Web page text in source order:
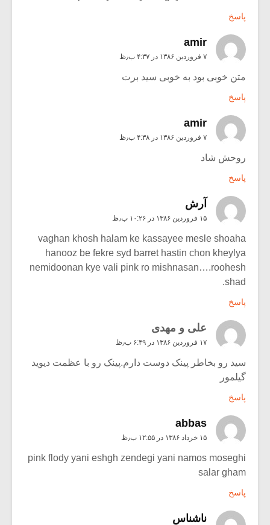
پاسخ
amir
۷ فروردین ۱۳۸۶ در ۴:۳۷ ب٫ظ
متن خوبی بود به خوبی سید برت
پاسخ
amir
۷ فروردین ۱۳۸۶ در ۴:۳۸ ب٫ظ
روحش شاد
پاسخ
آرش
۱۵ فروردین ۱۳۸۶ در ۱۰:۲۶ ب٫ظ
vaghan khosh halam ke kassayee mesle shoaha
hanooz be fekre syd barret hastin chon kheylya
nemidoonan kye vali pink ro mishnasan….roohesh
shad.
پاسخ
علی و مهدی
۱۷ فروردین ۱۳۸۶ در ۶:۴۹ ب٫ظ
سید رو بخاطر پینک دوست دارم.پینک رو با عظمت دیوید
گیلمور
پاسخ
abbas
۱۵ خرداد ۱۳۸۶ در ۱۲:۵۵ ب٫ظ
pink flody yani eshgh zendegi yani namos moseghi
salar gham
پاسخ
ناشناس